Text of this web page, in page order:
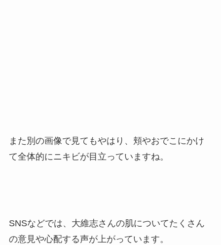
また別の画像で見てもやはり、頬やおでこにかけ
て全体的にニキビが目立っていますね。
SNSなどでは、大維志さんの肌についてたくさん
の意見や心配する声が上がっています。